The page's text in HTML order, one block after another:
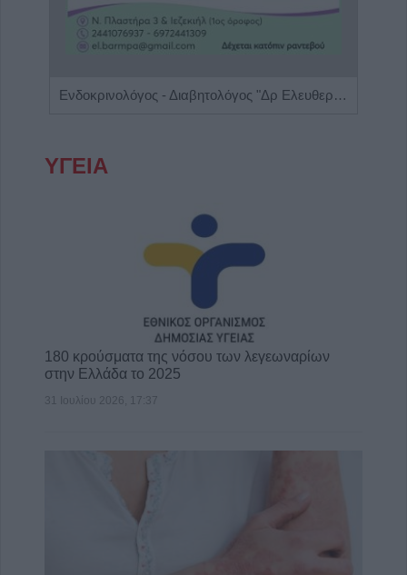
Ενδοκρινολόγος - Διαβητολόγος "Δρ Ελευθερία Γ. Μπάρμπα"
ΥΓΕΙΑ
180 κρούσματα της νόσου των λεγεωναρίων
στην Ελλάδα το 2025
31 Ιουλίου 2026, 17:37